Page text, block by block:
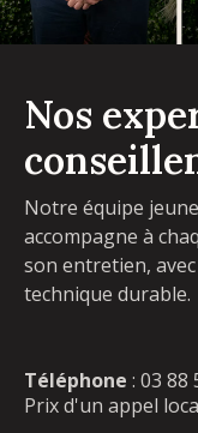
Nos
Notre équipe
accompagne à
son entretien,
technique durable.
Téléphone : 03 88
Prix d'un appel